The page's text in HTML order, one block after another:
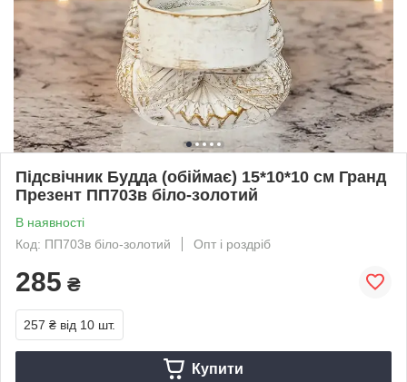
Підсвічник Будда (обіймає) 15*10*10 см Гранд
Презент ПП703в біло-золотий
В наявності
Код: ПП703в біло-золотий
Опт і роздріб
285 ₴
257 ₴ від 10 шт.
Купити